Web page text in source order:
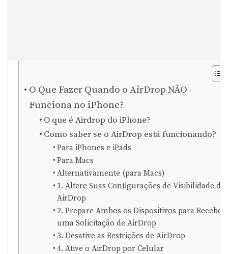
O Que Fazer Quando o AirDrop NÃO
Funciona no iPhone?
O que é Airdrop do iPhone?
Como saber se o AirDrop está funcionando?
Para iPhones e iPads
Para Macs
Alternativamente (para Macs)
1. Altere Suas Configurações de Visibilidade do
AirDrop
2. Prepare Ambos os Dispositivos para Receber
uma Solicitação de AirDrop
3. Desative as Restrições de AirDrop
4. Ative o AirDrop por Celular